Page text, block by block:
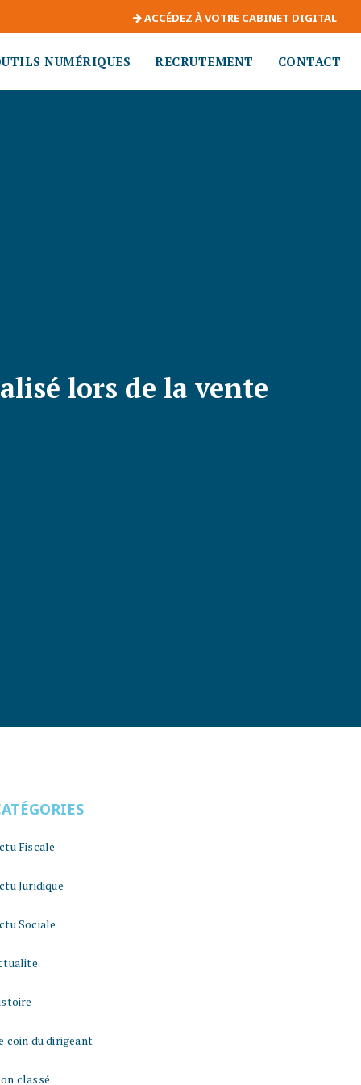
ACCÉDEZ À VOTRE CABINET DIGITAL
NUMÉRIQUES RECRUTEMENT CONTACT
lors de la vente
Fiscale
Juridique
Sociale
coin du dirigeant
classé